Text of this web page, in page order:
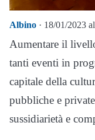
Albino · 18/01/2023
Aumentare il
tanti eventi in
capitale della
pubbliche e
sussidiarietà e